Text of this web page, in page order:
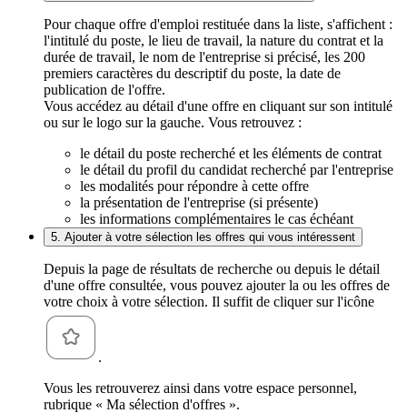
Pour chaque offre d'emploi restituée dans la liste, s'affichent :
l'intitulé du poste, le lieu de travail, la nature du contrat et la
durée de travail, le nom de l'entreprise si précisé, les 200
premiers caractères du descriptif du poste, la date de
publication de l'offre.
Vous accédez au détail d'une offre en cliquant sur son intitulé
ou sur le logo sur la gauche. Vous retrouvez :
le détail du poste recherché et les éléments de contrat
le détail du profil du candidat recherché par l'entreprise
les modalités pour répondre à cette offre
la présentation de l'entreprise (si présente)
les informations complémentaires le cas échéant
5. Ajouter à votre sélection les offres qui vous intéressent
Depuis la page de résultats de recherche ou depuis le détail
d'une offre consultée, vous pouvez ajouter la ou les offres de
votre choix à votre sélection. Il suffit de cliquer sur l'icône
.
Vous les retrouverez ainsi dans votre espace personnel,
rubrique « Ma sélection d'offres ».